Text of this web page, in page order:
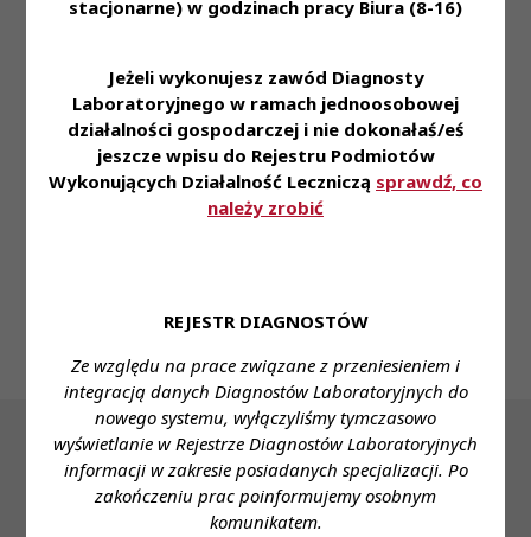
stacjonarne) w godzinach pracy Biura (8-16)
Jeżeli wykonujesz zawód Diagnosty
Laboratoryjnego w ramach jednoosobowej
działalności gospodarczej i nie dokonałaś/eś
jeszcze wpisu do Rejestru Podmiotów
Wykonujących Działalność Leczniczą sprawdź, co
należy zrobić
REJESTR DIAGNOSTÓW
Ze względu na prace związane z przeniesieniem i
integracją danych Diagnostów Laboratoryjnych do
nowego systemu, wyłączyliśmy tymczasowo
wyświetlanie w Rejestrze Diagnostów Laboratoryjnych
informacji w zakresie posiadanych specjalizacji. Po
zakończeniu prac poinformujemy osobnym
komunikatem.
weekendy. Posiadam doświadczenie w hodowlach
naukę nowych umiejętności. Zapraszam do
kontaktu.
Wymiar czasu pracy:dodatkowa, niepełny etat,
zlecenie